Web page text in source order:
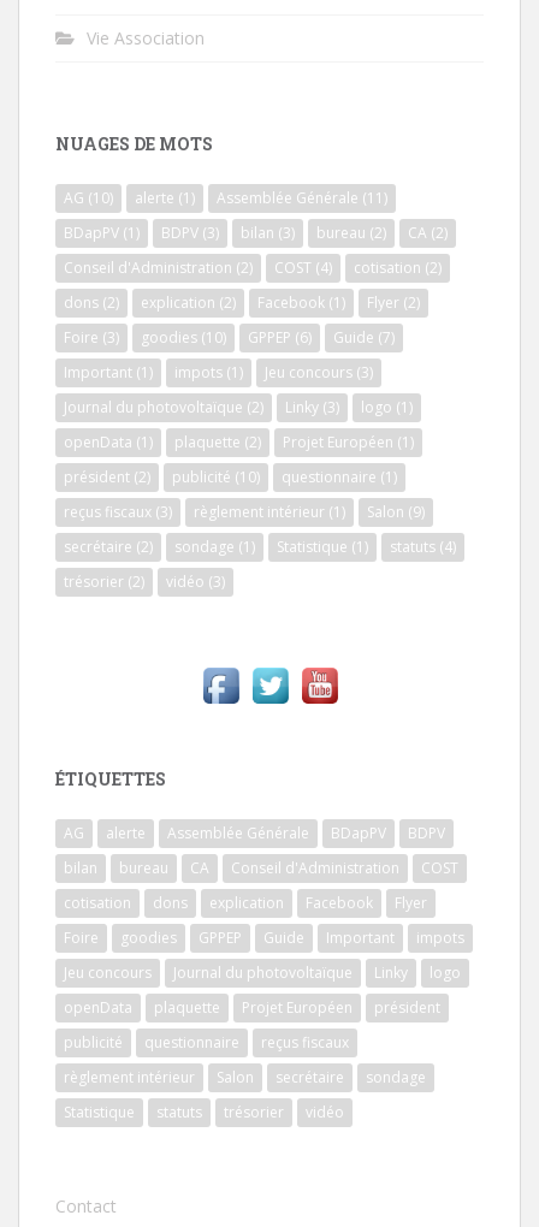
Vie Association
NUAGES DE MOTS
AG (10) alerte (1) Assemblée Générale (11)
BDapPV (1) BDPV (3) bilan (3) bureau (2) CA (2)
Conseil d'Administration (2) COST (4) cotisation (2)
dons (2) explication (2) Facebook (1) Flyer (2)
Foire (3) goodies (10) GPPEP (6) Guide (7)
Important (1) impots (1) Jeu concours (3)
Journal du photovoltaïque (2) Linky (3) logo (1)
openData (1) plaquette (2) Projet Européen (1)
président (2) publicité (10) questionnaire (1)
reçus fiscaux (3) règlement intérieur (1) Salon (9)
secrétaire (2) sondage (1) Statistique (1) statuts (4)
trésorier (2) vidéo (3)
ÉTIQUETTES
AG alerte Assemblée Générale BDapPV
BDPV
bilan
bureau CA Conseil d'Administration
COST
cotisation
dons explication Facebook
Flyer
Foire
goodies GPPEP Guide Important
impots
Jeu concours
Journal du photovoltaïque Linky
logo
openData
plaquette Projet Européen
président
publicité
questionnaire
reçus fiscaux
règlement intérieur
Salon secrétaire
sondage
Statistique
statuts trésorier vidéo
Contact